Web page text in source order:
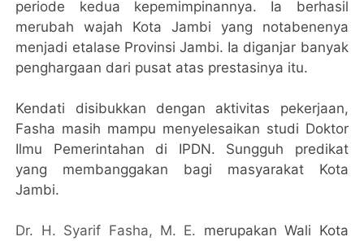
periode kedua kepemimpinannya. Ia berhasil
merubah wajah Kota Jambi yang notabenenya
menjadi etalase Provinsi Jambi. Ia diganjar banyak
penghargaan dari pusat atas prestasinya itu.
Kendati disibukkan dengan aktivitas pekerjaan,
Fasha masih mampu menyelesaikan studi Doktor
Ilmu Pemerintahan di IPDN. Sungguh predikat
yang membanggakan bagi masyarakat Kota
Jambi.
Dr. H. Syarif Fasha, M. E. merupakan Wali Kota